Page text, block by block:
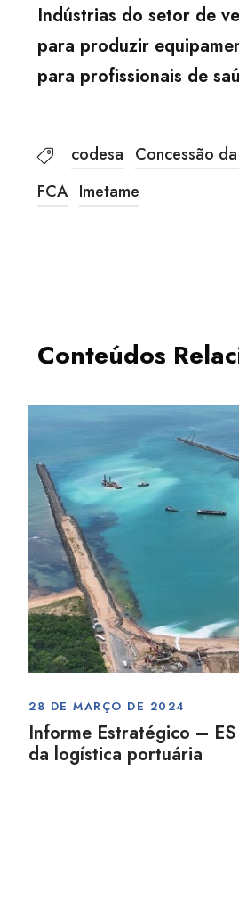
Indústrias do setor de
para produzir
para profissionais de
codesa Concessão
FCA Imetame
Conteúdos
28 DE MARÇO DE 2024
Informe Estratégico –
da logística portuária